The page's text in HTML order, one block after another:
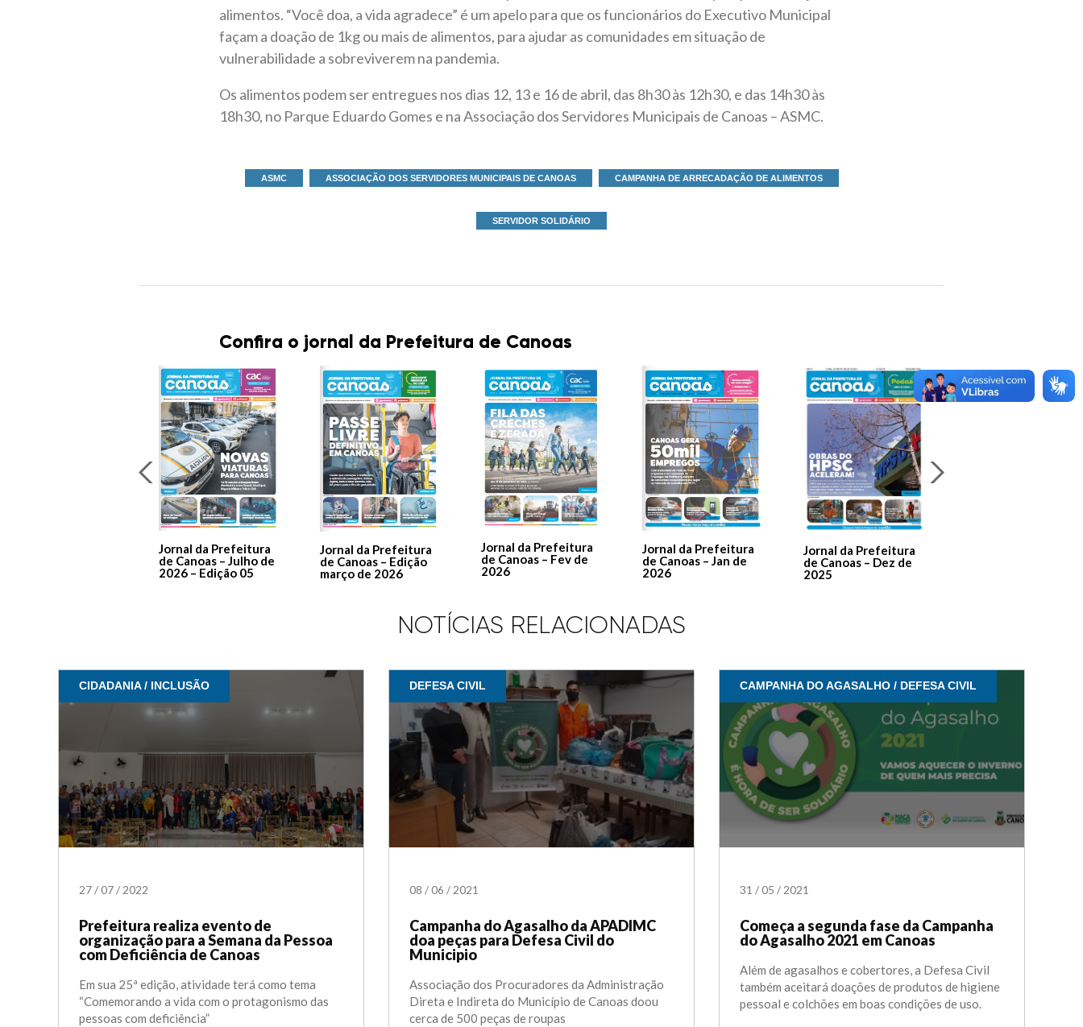
alimentos. “Você doa, a vida agradece” é um apelo para que os funcionários do Executivo Municipal
façam a doação de 1kg ou mais de alimentos, para ajudar as comunidades em situação de
vulnerabilidade a sobreviverem na pandemia.
Os alimentos podem ser entregues nos dias 12, 13 e 16 de abril, das 8h30 às 12h30, e das 14h30 às
18h30, no Parque Eduardo Gomes e na Associação dos Servidores Municipais de Canoas – ASMC.
ASMC ASSOCIAÇÃO DOS SERVIDORES MUNICIPAIS DE CANOAS CAMPANHA DE ARRECADAÇÃO DE ALIMENTOS
SERVIDOR SOLIDÁRIO
Confira o jornal da Prefeitura de Canoas
Jornal da Prefeitura
de Canoas – Julho de
2026 – Edição 05
Jornal da Prefeitura
de Canoas – Edição
março de 2026
Jornal da Prefeitura
de Canoas – Fev de
2026
Jornal da Prefeitura
de Canoas – Jan de
2026
Jornal da Prefeitura
de Canoas – Dez de
2025
NOTÍCIAS RELACIONADAS
CIDADANIA / INCLUSÃO
27/07/ 2022
Prefeitura realiza evento de
organização para a Semana da Pessoa
com Deficiência de Canoas
Em sua 25ª edição, atividade terá como tema
“Comemorando a vida com o protagonismo das
pessoas com deficiência”
DEFESA CIVIL
08 /06 / 2021
Campanha do Agasalho da APADIMC
doa peças para Defesa Civil do
Municipio
Associação dos Procuradores da Administração
Direta e Indireta do Município de Canoas doou
cerca de 500 peças de roupas
CAMPANHA DO AGASALHO / DEFESA CIVIL
31 /05 / 2021
Começa a segunda fase da Campanha
do Agasalho 2021 em Canoas
Além de agasalhos e cobertores, a Defesa Civil
também aceitará doações de produtos de higiene
pessoal e colchões em boas condições de uso.